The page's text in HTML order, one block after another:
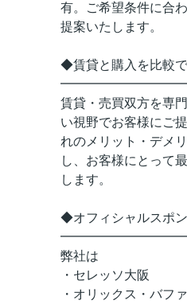
有。ご希望条件に合
提案いたします。
◆賃貸と購入を比較
賃貸・売買双方を専
い視野でお客様にご
れのメリット・デメ
し、お客様にとって
します。
◆オフィシャルスポ
弊社は
・セレッソ大阪
・オリックス・バフ